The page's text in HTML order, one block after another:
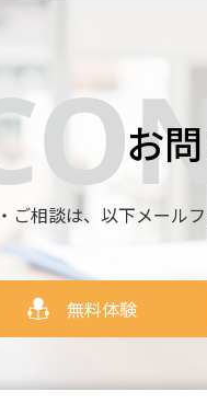
お
相談は、 以下メール
無料体験